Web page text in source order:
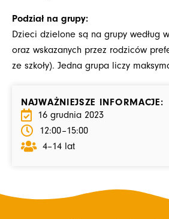
Podział na grupy:
Dzieci dzielone są na grupy według
oraz wskazanych przez rodziców
ze szkoły). Jedna grupa liczy
NAJWAŻNIEJSZE INFORMACJE:
16 grudnia 2023
12:00–15:00
4–14 lat